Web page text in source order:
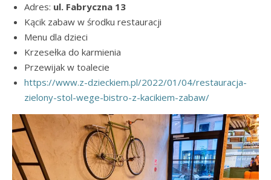
Adres: ul. Fabryczna 13
Kącik zabaw w środku restauracji
Menu dla dzieci
Krzesełka do karmienia
Przewijak w toalecie
https://www.z-dzieckiem.pl/2022/01/04/restauracja-
zielony-stol-wege-bistro-z-kacikiem-zabaw/